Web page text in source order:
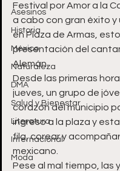
Asesinos
Historia
México
Naturaleza
DMA
Salud y Bienestar
Literatura
Internacional
Moda
Festival por Amor a la
a cabo con gran éxito y
en Plaza de Armas,
presentación del
Alemán.
Desde las primeras
jueves, un grupo de
corazón del municipio
ingreso a la plaza y
fila, corear y
mexicano.
Pese al mal tiempo, las